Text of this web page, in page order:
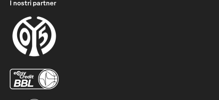
I nostri partner